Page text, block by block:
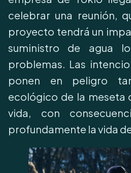
celebrar una reunión,
proyecto tendrá un
suministro de agua
problemas. Las
ponen en peligro
ecológico de la meseta
vida, con
profundamente la vida